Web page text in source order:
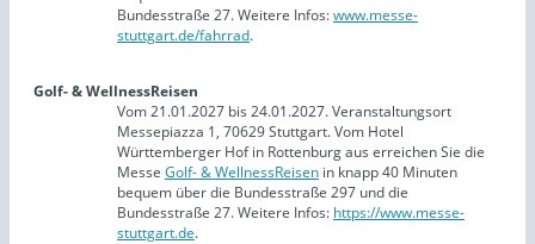
Bundesstraße 27. Weitere Infos:www.messe-
stuttgart.de/fahrrad.
Golf- & WellnessReisen
Vom 21.01.2027 bis 24.01.2027. Veranstaltungsort
Messepiazza 1, 70629 Stuttgart. Vom Hotel
Württemberger Hof in Rottenburg aus erreichen Sie die
Messe Golf- & WellnessReisen in knapp 40 Minuten
bequem über die Bundesstraße 297 und die
Bundesstraße 27. Weitere Infos: https://www.messe-
stuttgart.de.